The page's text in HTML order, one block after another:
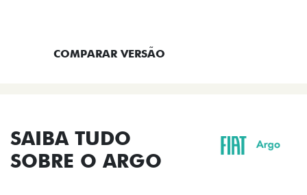
COMPARAR VERSÃO
SAIBA TUDO
SOBRE O ARGO